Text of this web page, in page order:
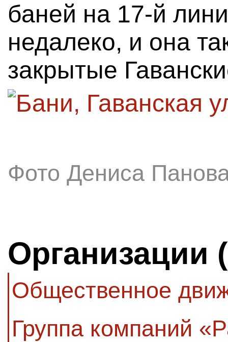
баней на 17-й
недалеко, и она
закрытые
Фото Дениса
Организации
Общественное
Группа компаний